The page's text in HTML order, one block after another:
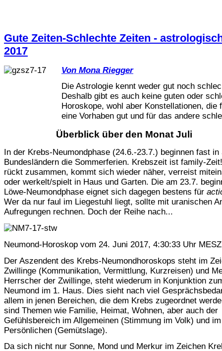
Gute Zeiten-Schlechte Zeiten -
2017
Von Mona Riegger
Die Astrologie kennt weder gut noch
Deshalb gibt es auch keine guten oder
Horoskope, wohl aber Konstellationen, die
eine Vorhaben gut und für das andere
Überblick über den Monat Juli
In der Krebs-Neumondphase (24.6.-23.7.) beginnen fast in
Bundesländern die Sommerferien. Krebszeit ist family-
rückt zusammen, kommt sich wieder näher, verreist
oder werkelt/spielt in Haus und Garten. Die am 23.7.
Löwe-Neumondphase eignet sich dagegen bestens für
Wer da nur faul im Liegestuhl liegt, sollte mit uranischen
Aufregungen rechnen. Doch der Reihe nach...
Neumond-Horoskop vom 24. Juni 2017, 4:30:33 Uhr
Der Aszendent des Krebs-Neumondhoroskops steht im
Zwillinge (Kommunikation, Vermittlung, Kurzreisen) und
Herrscher der Zwillinge, steht wiederum in Konjunktion
Neumond im 1. Haus. Dies sieht nach viel
allem in jenen Bereichen, die dem Krebs zugeordnet
sind Themen wie Familie, Heimat, Wohnen, aber auch der
Gefühlsbereich im Allgemeinen (Stimmung im Volk) und im
Persönlichen (Gemütslage).
Da sich nicht nur Sonne, Mond und Merkur im Zeichen